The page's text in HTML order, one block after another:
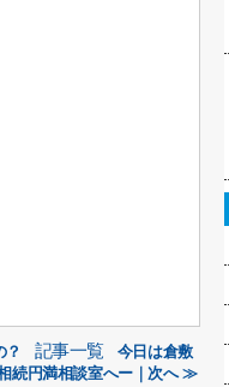
？ 記事一覧
今日は倉敷
続円満相談室へー｜次へ ≫